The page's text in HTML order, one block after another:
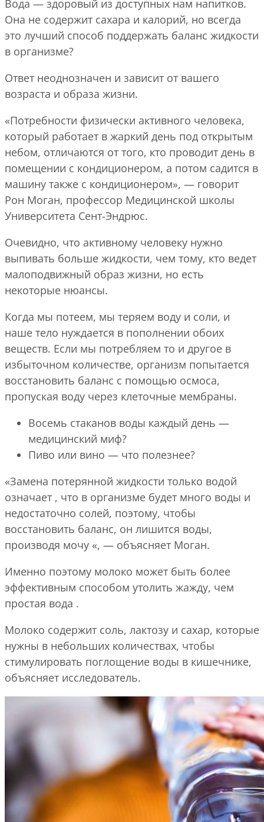
Вода — здоровый из доступных нам напитков.
Она не содержит сахара и калорий, но всегда
это лучший способ поддержать баланс жидкости
в организме?
Ответ неоднозначен и зависит от вашего
возраста и образа жизни.
«Потребности физически активного человека,
который работает в жаркий день под открытым
небом, отличаются от того, кто проводит день в
помещении с кондиционером, а потом садится в
машину также с кондиционером», — говорит
Рон Моган, профессор Медицинской школы
Университета Сент-Эндрюс.
Очевидно, что активному человеку нужно
выпивать больше жидкости, чем тому, кто ведет
малоподвижный образ жизни, но есть
некоторые нюансы.
Когда мы потеем, мы теряем воду и соли, и
наше тело нуждается в пополнении обоих
веществ. Если мы потребляем то и другое в
избыточном количестве, организм попытается
восстановить баланс с помощью осмоса,
пропуская воду через клеточные мембраны.
Восемь стаканов воды каждый день —
медицинский миф?
Пиво или вино — что полезнее?
«Замена потерянной жидкости только водой
означает , что в организме будет много воды и
недостаточно солей, поэтому, чтобы
восстановить баланс, он лишится воды,
производя мочу «, — объясняет Моган.
Именно поэтому молоко может быть более
эффективным способом утолить жажду, чем
простая вода .
Молоко содержит соль, лактозу и сахар, которые
нужны в небольших количествах, чтобы
стимулировать поглощение воды в кишечнике,
объясняет исследователь.